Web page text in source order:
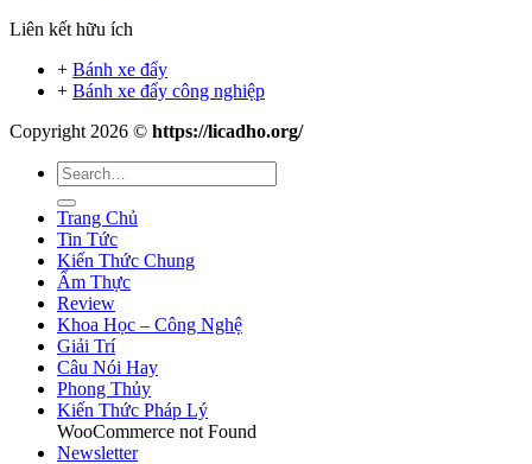
Liên kết hữu ích
+ Bánh xe đẩy
+ Bánh xe đẩy công nghiệp
Copyright 2026 © https://licadho.org/
Trang Chủ
Tin Tức
Kiến Thức Chung
Ẩm Thực
Review
Khoa Học – Công Nghệ
Giải Trí
Câu Nói Hay
Phong Thủy
Kiến Thức Pháp Lý
WooCommerce not Found
Newsletter